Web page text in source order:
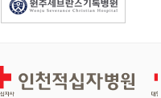
적십자병원